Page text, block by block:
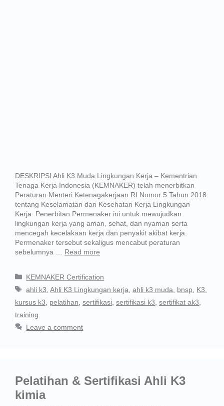
DESKRIPSI Ahli K3 Muda Lingkungan Kerja – Kementrian
Tenaga Kerja Indonesia (KEMNAKER) telah menerbitkan
Peraturan Menteri Ketenagakerjaan RI Nomor 5 Tahun 2018
tentang Keselamatan dan Kesehatan Kerja Lingkungan
Kerja. Penerbitan Permenaker ini untuk mewujudkan
lingkungan kerja yang aman, sehat, dan nyaman serta
mencegah kecelakaan kerja dan penyakit akibat kerja.
Permenaker tersebut sekaligus mencabut peraturan
sebelumnya … Read more
KEMNAKER Certification
ahli k3 ,Ahli K3 Lingkungan kerja ,ahli k3 muda bnsp K3
kursus k3
pelatihan sertifikasi sertifikasi k3 sertifikat ak3
training
Leave a comment
Pelatihan & Sertifikasi Ahli K3
kimia